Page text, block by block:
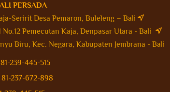
PERSADA
Seririt Desa Pemaron, Buleleng – Bali
No.12 Pemecutan Kaja, Denpasar Utara - Bali
Biru, Kec. Negara, Kabupaten Jembrana - Bali
239-445-515
237-672-898